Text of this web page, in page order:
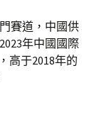
賽道，中國供
年中國國際
高于2018年的